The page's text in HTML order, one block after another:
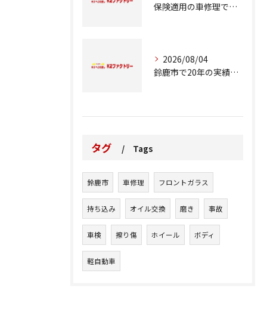
保険適用の車修理で知っておくべきポイント
2026/08/04
鈴鹿市で20年の実績が語る車修理のこだわり
タグ Tags
鈴鹿市 車修理 フロントガラス
持ち込み オイル交換 磨き 事故
車検 擦り傷 ホイール ボディ
軽自動車